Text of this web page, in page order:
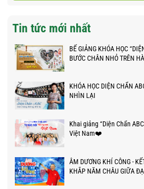
Tin tức mới nhất
BẾ GIẢNG KHÓA HỌC
BƯỚC CHÂN NHỎ TRÊN
KHÓA HỌC DIỆN CHẨN
NHÌN LẠI
Khai giảng “Diện Chẩn
Việt Nam❤️
ÂM DƯƠNG KHÍ CÔNG -
KHẮP NĂM CHÂU GIỮA